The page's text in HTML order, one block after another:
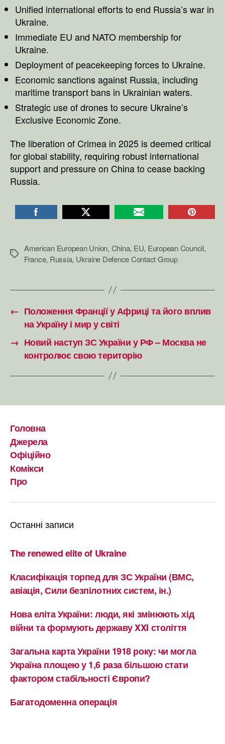
Unified international efforts to end Russia’s war in
Ukraine.
Immediate EU and NATO membership for
Ukraine.
Deployment of peacekeeping forces to Ukraine.
Economic sanctions against Russia, including
maritime transport bans in Ukrainian waters.
Strategic use of drones to secure Ukraine’s
Exclusive Economic Zone.
The liberation of Crimea in 2025 is deemed critical
for global stability, requiring robust international
support and pressure on China to cease backing
Russia.
Позначки
American European Union, China, EU, European Council,
France, Russia, Ukraine Defence Contact Group
← Положення Франції у Африці та його вплив
на Україну і мир у світі
→ Новий наступ ЗС України у РФ – Москва не
контролює свою територію
Головна
Джерела
Офіційно
Комікси
Про
Останні записи
The renewed elite of Ukraine
Класифікація торпед для ЗС України (ВМС,
авіація, Сили безпілотних систем, ін.)
Нова еліта України: люди, які змінюють хід
війни та формують державу XXI століття
Загальна карта України 1918 року: чи могла
Україна площею у 1,6 раза більшою стати
фактором стабільності Європи?
Багатодоменна операція